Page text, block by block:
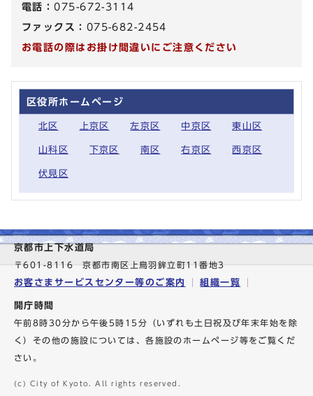
電話：075-672-3114
ファックス： 075-682-2454
お電話の際はお掛け間違いにご注意ください
区役所ホームページ
北区 上京区 左京区 中京区 東山区
山科区 下京区 南区 右京区 西京区
伏見区
京都市上下水道局
〒601-8116 京都市南区上鳥羽鉾立町11番地3
お客さまサービスセンター等のご案内 組織一覧
開庁時間
午前8時30分から午後5時15分（いずれも土日祝及び年末年始を除
く）その他の施設については、各施設のホームページ等をご覧くだ
さい。
(c) City of Kyoto. All rights reserved.